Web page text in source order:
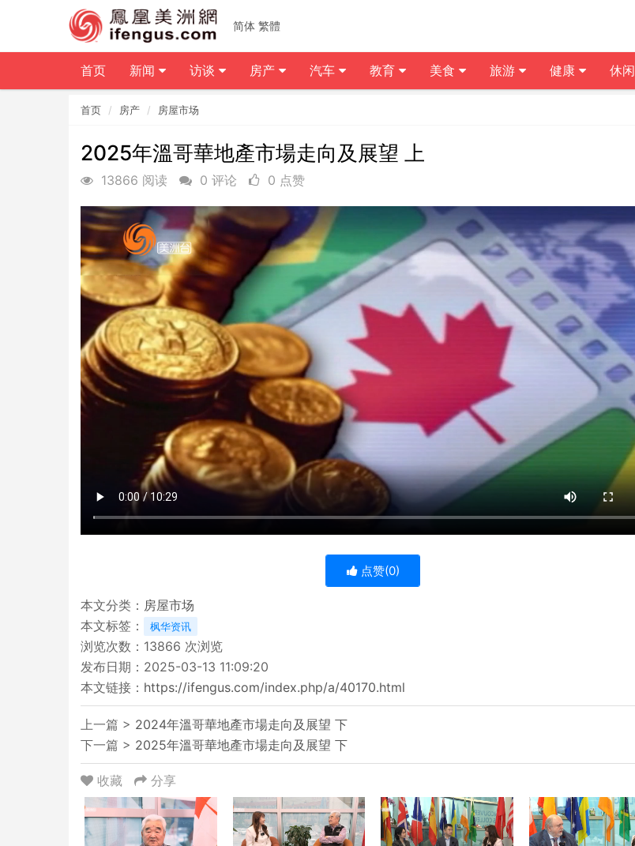
首页 房产 房屋市场
2025年溫哥華地產市場走向及展望 上
13866 阅读 0 评论 0 点赞
点赞(0)
本文分类： 房屋市场
本文标签：
枫华资讯
浏览次数： 13866 次浏览
发布日期：2025-03-13 11:09:20
本文链接： https://ifengus.com/index.php/a/40170.html
上一篇 > 2024年溫哥華地產市場走向及展望 下
下一篇 > 2025年溫哥華地產市場走向及展望 下
收藏 分享
简体 繁體
首页 新闻 访谈 房产 汽车 教育 美食 旅游 健康 休闲